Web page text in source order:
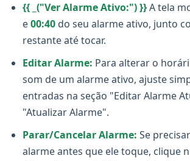
{{ _("Ver Alarme Ativo:") }}A tela
e00:40 do seu alarme ativo, junto
restante até tocar.
Editar Alarme: Para alterar o
som de um alarme ativo, ajuste
entradas na seção "Editar Alarme
"Atualizar Alarme".
Parar/Cancelar Alarme: Se
alarme antes que ele toque, clique